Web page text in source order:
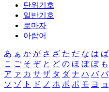
단위기호
일반기호
로마자
아랍어
あ ぁ か が さ ざ た だ な は ば
こ ご そ ぞ と ど の ほ ぼ ぽ も
ア ァ カ サ ザ タ ダ ナ ハ バ パ
ソ ゾ ト ド ノ ホ ボ ポ モ ヨ ョ